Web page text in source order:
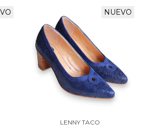
NUEVO
LENNY TACO